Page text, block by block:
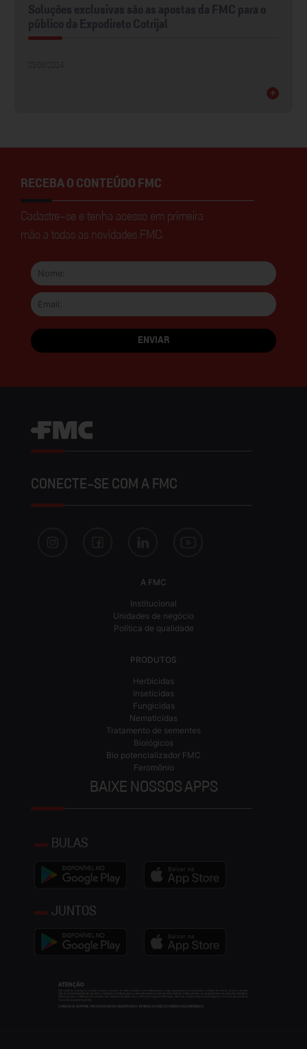
+
RECEBA O CONTEÚDO FMC
Cadastre-se e tenha acesso em primeira
mão a todas as novidades FMC.
CONECTE-SE COM A FMC
A FMC
Institucional
Unidades de negócio
Política de qualidade
PRODUTOS
Herbicidas
Inseticidas
Fungicidas
Nematicidas
Tratamento de sementes
Biológicos
Bio potencializador FMC
Feromônio
BAIXE NOSSOS APPS
BULAS
JUNTOS